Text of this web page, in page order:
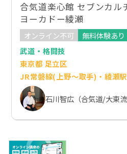
合気道楽心館 セブンカル
ヨーカドー綾瀬
オンライン不可
無料体験あり
武道・格闘技
東京都 足立区
JR常磐線(上野～取手)・綾瀬駅